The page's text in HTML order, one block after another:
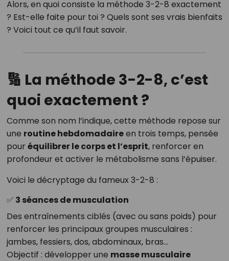
Alors, en quoi consiste la méthode 3-2-8 exactement
? Est-elle faite pour toi ? Quels sont ses vrais bienfaits
? Voici tout ce qu’il faut savoir.
🔢 La méthode 3-2-8, c’est
quoi exactement ?
Comme son nom l’indique, cette méthode repose sur
une routine hebdomadaireen trois temps, pensée
pour équilibrer le corps et l’esprit, renforcer en
profondeur et activer le métabolisme sans l’épuiser.
Voici le décryptage du fameux 3-2-8 :
✅ 3 séances de musculation
Des entraînements ciblés (avec ou sans poids) pour
renforcer les principaux groupes musculaires :
jambes, fessiers, dos, abdominaux, bras…
Objectif : développer une masse musculaire